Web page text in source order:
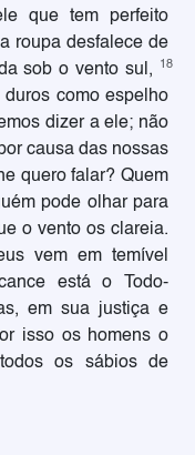
que tem perfeito
roupa desfalece de
sob o vento sul,
18
como espelho
dizer a ele; não
causa das nossas
quero falar? Quem
pode olhar para
o vento os clareia.
vem em temível
está o Todo-
em sua justiça e
isso os homens o
os sábios de